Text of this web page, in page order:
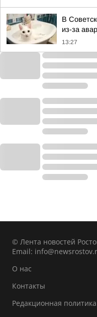
В
из-за
13:27
© Лента новостей
Email:
О нас
Контакты
Редакционная политика